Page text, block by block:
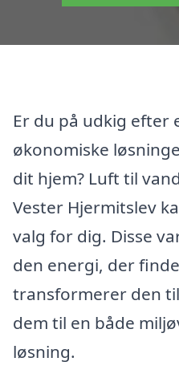
Er du på udkig efter
økonomiske
dit hjem? Luft til
Vester Hjermitslev
valg for dig. Disse
den energi, der
transformerer den
dem til en både
løsning.